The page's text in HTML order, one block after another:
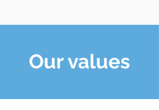
Our values